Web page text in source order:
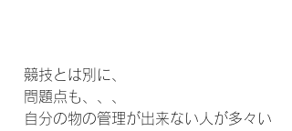
競技とは別に、
問題点も、、、
自分の物の管理が出来ない人が多々い